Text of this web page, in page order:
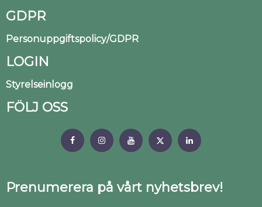
GDPR
Personuppgiftspolicy/GDPR
LOGIN
Styrelseinlogg
FÖLJ OSS
Prenumerera på vårt nyhetsbrev!